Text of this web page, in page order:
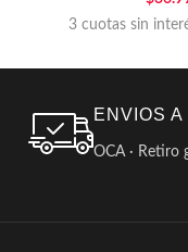
3 cuotas sin
ENVIOS
OCA · Retiro